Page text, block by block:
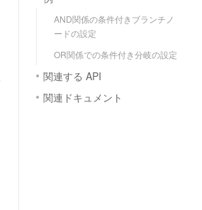
AND関係の条件付きブランチノ
ードの設定
OR関係での条件付き分岐の設定
関連する API
関連ドキュメント